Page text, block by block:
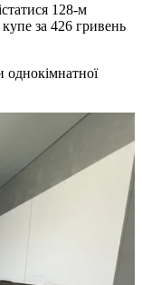
128-м
за 426 гривень